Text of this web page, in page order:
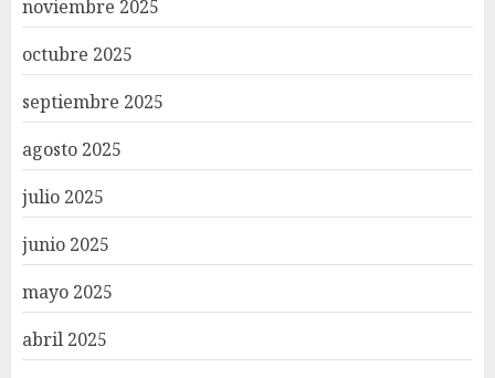
noviembre 2025
octubre 2025
septiembre 2025
agosto 2025
julio 2025
junio 2025
mayo 2025
abril 2025